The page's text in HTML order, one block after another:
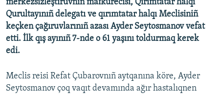
merkezsizleştirüvniñ mafkürecisi, Qırımtatar halqı
Qurultayınıñ delegatı ve qırımtatar halqı Meclisiniñ
keçken çağıruvlarınıñ azası Ayder Seytosmanov vefat
etti. İlk qış ayınıñ 7-nde o 61 yaşını toldurmaq kerek
edi.
Meclis reisi Refat Çubarovnıñ aytqanına köre, Ayder
Seytosmanov çoq vaqıt devamında ağır hastalıqnen